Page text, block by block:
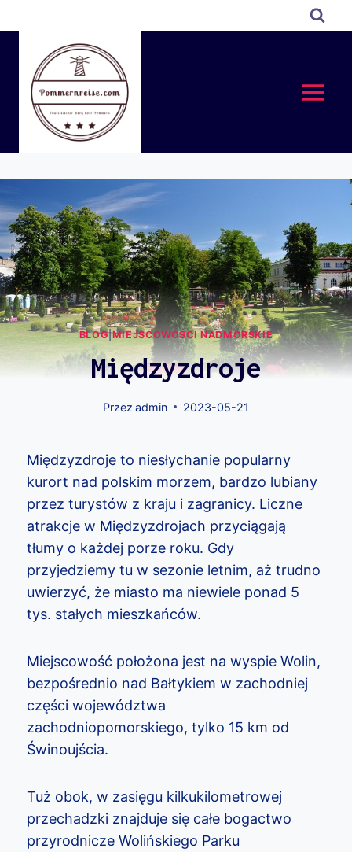
BLOG|MIEJSCOWOŚCI NADMORSKIE
Międzyzdroje
Przez admin 2023-05-21
Międzyzdroje to niesłychanie popularny
kurort nad polskim morzem, bardzo lubiany
przez turystów z kraju i zagranicy. Liczne
atrakcje w Międzyzdrojach przyciągają
tłumy o każdej porze roku. Gdy
przyjedziemy tu w sezonie letnim, aż trudno
uwierzyć, że miasto ma niewiele ponad 5
tys. stałych mieszkańców.
Miejscowość położona jest na wyspie Wolin,
bezpośrednio nad Bałtykiem w zachodniej
części województwa
zachodniopomorskiego, tylko 15 km od
Świnoujścia.
Tuż obok, w zasięgu kilkukilometrowej
przechadzki znajduje się całe bogactwo
przyrodnicze Wolińskiego Parku